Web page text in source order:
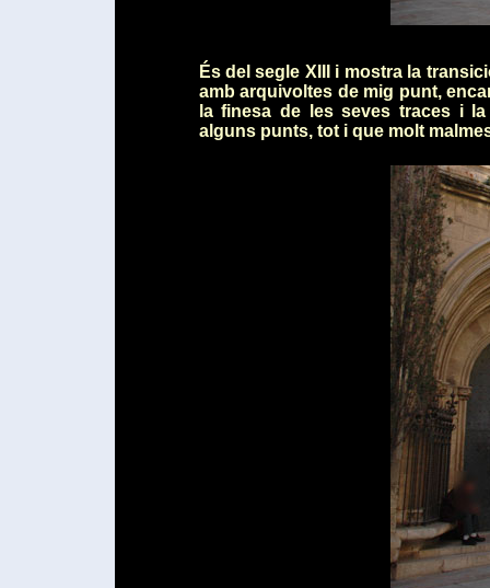
És del segle XIII i mostra la
amb arquivoltes de mig punt,
la finesa de les seves traces i
alguns punts, tot i que molt